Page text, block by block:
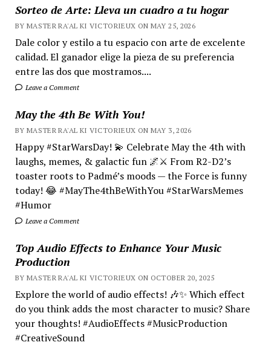
Sorteo de Arte: Lleva un cuadro a tu hogar
BY MASTER RA'AL KI VICTORIEUX ON MAY 25, 2026
Dale color y estilo a tu espacio con arte de excelente
calidad. El ganador elige la pieza de su preferencia
entre las dos que mostramos....
Leave a Comment
May the 4th Be With You!
BY MASTER RA'AL KI VICTORIEUX ON MAY 3, 2026
Happy #StarWarsDay! 💫 Celebrate May the 4th with
laughs, memes, & galactic fun 🌌⚔️ From R2-D2’s
toaster roots to Padmé’s moods — the Force is funny
today! 😂 #MayThe4thBeWithYou #StarWarsMemes
#Humor
Leave a Comment
Top Audio Effects to Enhance Your Music
Production
BY MASTER RA'AL KI VICTORIEUX ON OCTOBER 20, 2025
Explore the world of audio effects! 🎶✨ Which effect
do you think adds the most character to music? Share
your thoughts! #AudioEffects #MusicProduction
#CreativeSound